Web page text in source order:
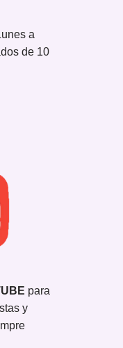
a
de 10
para
y